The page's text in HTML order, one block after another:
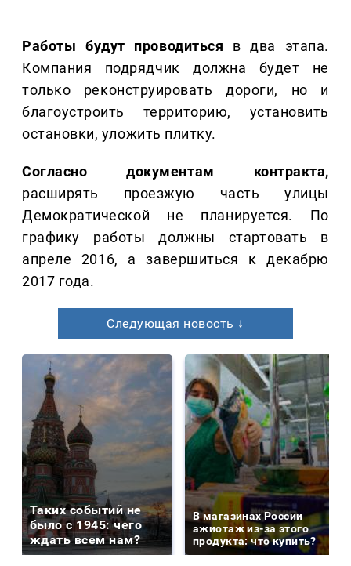
Работы будут проводиться в два этапа.
Компания подрядчик должна будет не
только реконструировать дороги, но и
благоустроить территорию, установить
остановки, уложить плитку.
Согласно документам контракта,
расширять проезжую часть улицы
Демократической не планируется. По
графику работы должны стартовать в
апреле 2016, а завершиться к декабрю
2017 года.
Следующая новость ↓
Таких событий не
было с 1945: чего
ждать всем нам?
В магазинах России
ажиотаж из-за этого
продукта: что купить?